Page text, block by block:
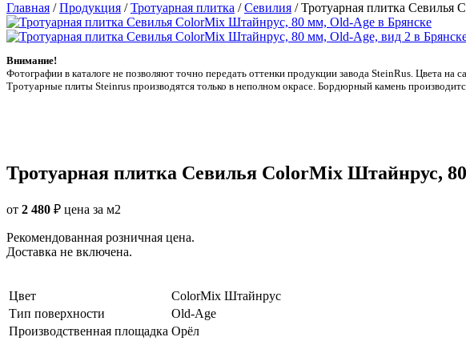
Главная /Продукция /Тротуарная плитка /Севилия /Тротуарная плитка
Внимание!
Фотографии в каталоге не позволяют точно передать оттенки продукции заводa SteinRus. Цвета на
Тротуарные плиты Steinrus производятся только в неполном окрасе. Бордюрный камень
Тротуарная плитка Севилья ColorMix Штайнрус,
от 2 480 ₽ цена за м2
Рекомендованная розничная цена.
Доставка не включена.
Цвет
ColorMix Штайнрус
Тип поверхности
Old-Age
Производственная площадка Орёл